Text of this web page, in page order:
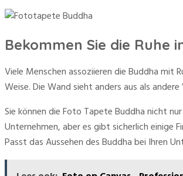
Bekommen Sie die Ruhe
Viele Menschen assoziieren die Buddha mit
Weise. Die Wand sieht anders aus als
Sie können die Foto Tapete Buddha nicht
Unternehmen, aber es gibt sicherlich einige
Passt das Aussehen des Buddha bei Ihren